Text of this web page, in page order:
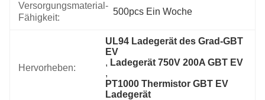
Versorgungsmaterial-
Fähigkeit:
500pcs Ein Woche
Hervorheben:
UL94 Ladegerät des Grad-GBT
EV
, Ladegerät 750V 200A GBT EV
,
PT1000 Thermistor GBT EV
Ladegerät